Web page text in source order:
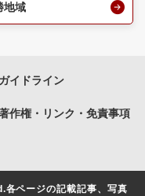
地域
ガイドライン
作権・リンク・免責事項
各ページの記載記事、写真